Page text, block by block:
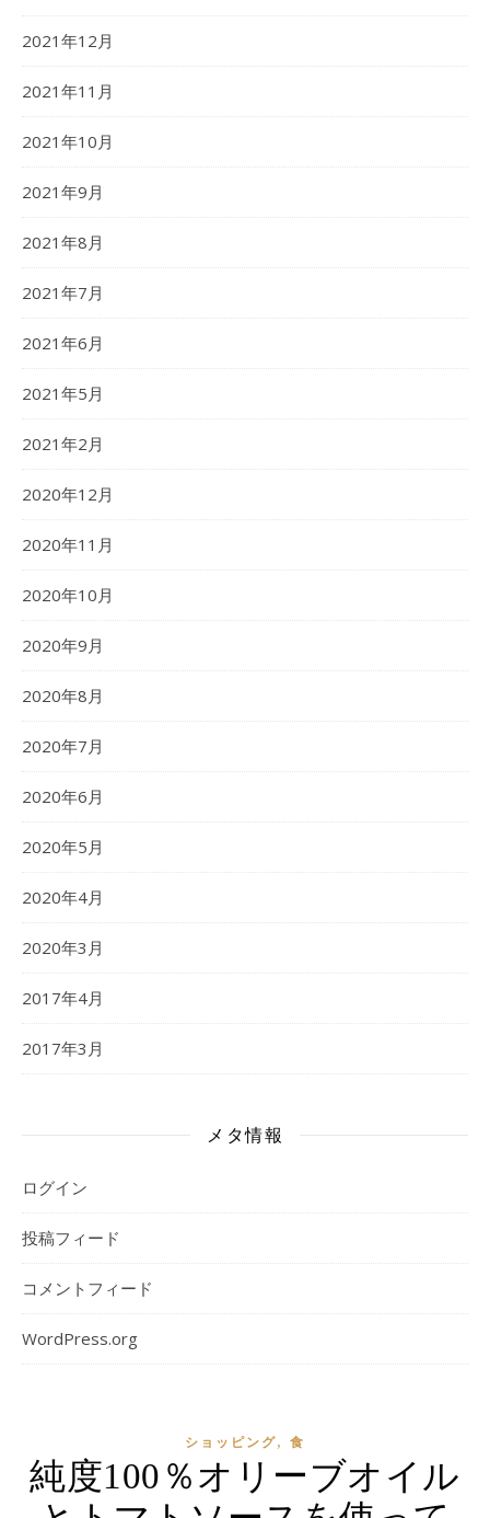
2021年12月
2021年11月
2021年10月
2021年9月
2021年8月
2021年7月
2021年6月
2021年5月
2021年2月
2020年12月
2020年11月
2020年10月
2020年9月
2020年8月
2020年7月
2020年6月
2020年5月
2020年4月
2020年3月
2017年4月
2017年3月
メタ情報
ログイン
投稿フィード
コメントフィード
WordPress.org
ショッピング, 食
純度100％オリーブオイル